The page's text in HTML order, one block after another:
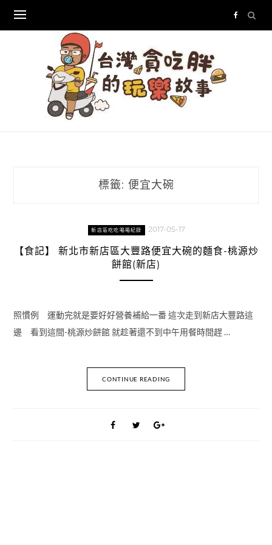
content
標籤: 便宜大碗
新店區吃吃喝喝紀錄 2017-05-17
【食記】 新北市新店區大豐路便宜大碗的麵食-桃源炒
餅館(新店)
照慣例 運動完就是要好好營養補給一番 這次走到新店大豐路這
邊 看到這間-桃源炒餅館 就趁著還不到中午用餐時間趕 …
CONTINUE READING